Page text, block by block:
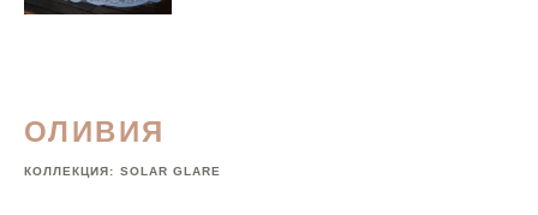
ОЛИВИЯ
КОЛЛЕКЦИЯ: SOLAR GLARE